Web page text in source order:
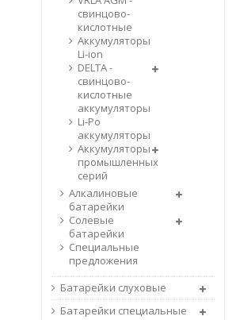
свинцово-
кислотные
Аккумуляторы
Li-ion
DELTA -
свинцово-
кислотные
аккумуляторы
Li-Po
аккумуляторы
Аккумуляторы
промышленных
серий
Алкалиновые
батарейки
Солевые
батарейки
Специальные
предложения
Батарейки слуховые
Батарейки специальные